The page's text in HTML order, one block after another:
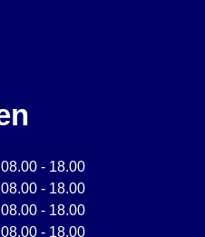
08.00 - 18.00
08.00 - 18.00
08.00 - 18.00
08.00 - 18.00